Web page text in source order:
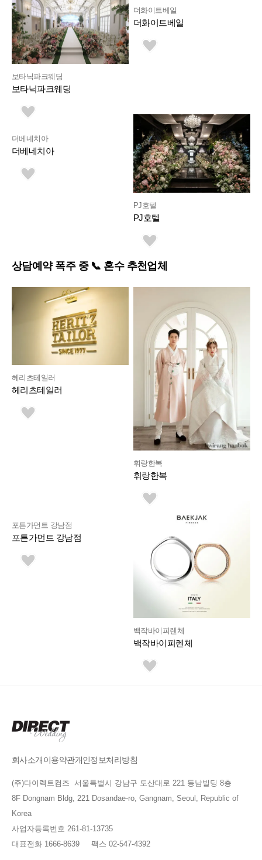
보타닉파크웨딩
보타닉파크웨딩
더화이트베일
더화이트베일
더베네치아
더베네치아
PJ호텔
PJ호텔
상담예약 폭주 중 📞 혼수 추천업체
헤리츠테일러
헤리츠테일러
휘랑한복
휘랑한복
포튼가먼트 강남점
포튼가먼트 강남점
백작바이피렌체
백작바이피렌체
회사소개이용약관개인정보처리방침
(주)다이렉트컴즈 서울특별시 강남구 도산대로 221 동남빌딩 8층
8F Dongnam Bldg, 221 Dosandae-ro, Gangnam, Seoul, Republic of
Korea
사업자등록번호 261-81-13735
대표전화 1666-8639 팩스 02-547-4392